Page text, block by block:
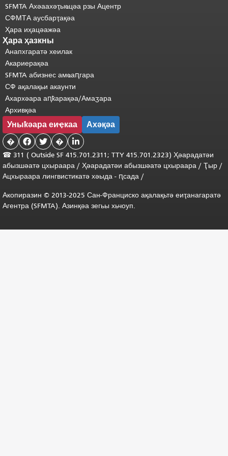
SFMTA Ахәаахәҭыҩцәа рзы Ацентр
СФМТА аусбарҭақәа
Ҳара иҳацәажәа
Ҳара ҳазкны
Анапхгаратә хеилак
Акариерақәа
SFMTA абизнес амҩаԥгара
СФ ақалақьи акаунти
Ахархәара аԥҟарақәа/Амаӡара
Архивқәа
Уныҟәара еиҿкаа Ахәқәа
�   � 
☎ 311 ( Outside SF 415.701.2311; TTY 415.701.2323) Ҳәарадатәи
абызшәатә цхыраара / Ҳәарадатәи абызшәатә цхыраара / Ҭыр /
Ацхыраара лингвистикатә хәыда - ԥсада /
Акопиразин © 2013-2025 Сан-Франциско ақалақьтә еиҭанагаратә
Агентра (SFMTA). Азинқәа зегьы хьчоуп.